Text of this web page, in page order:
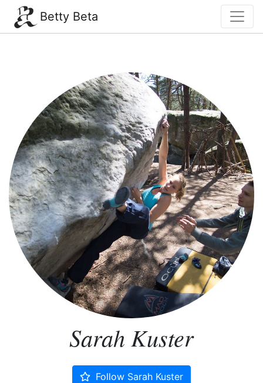
Betty Beta
Sarah Kuster
Follow Sarah Kuster